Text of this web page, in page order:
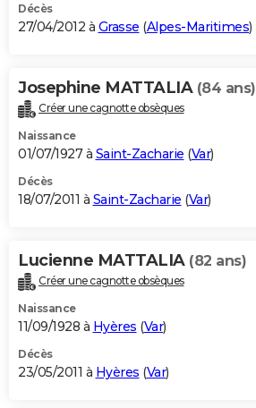
Décès
27/04/2012 à Grasse (Alpes-Maritimes)
Josephine MATTALIA (84 ans)
Créer une cagnotte obsèques
Naissance
01/07/1927 à Saint-Zacharie (Var)
Décès
18/07/2011 à Saint-Zacharie (Var)
Lucienne MATTALIA (82 ans)
Créer une cagnotte obsèques
Naissance
11/09/1928 à Hyères (Var)
Décès
23/05/2011 à Hyères (Var)